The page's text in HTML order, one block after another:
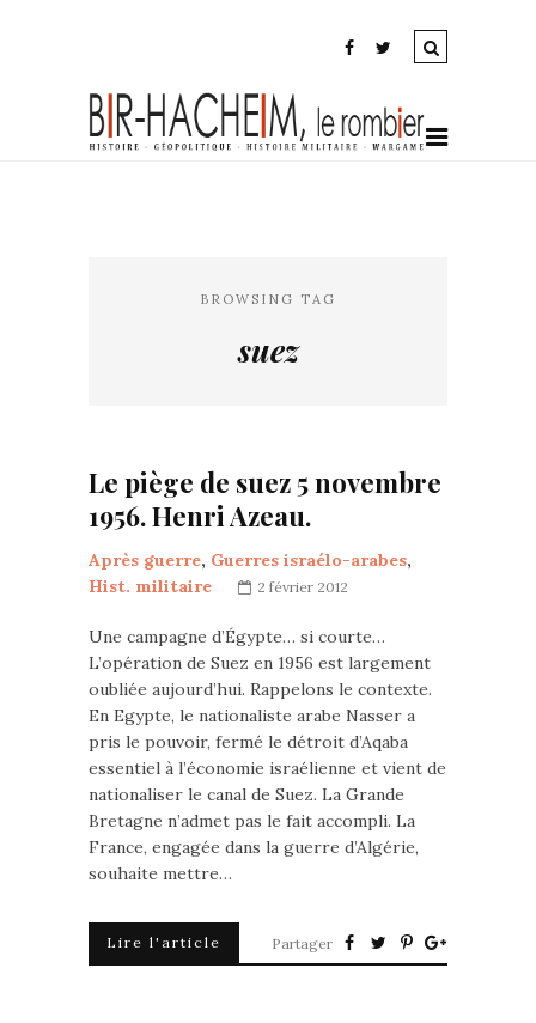
BROWSING TAG
suez
Le piège de suez 5 novembre
1956. Henri Azeau.
Après guerre, Guerres israélo-arabes,
Hist. militaire
2 février 2012
Une campagne d’Égypte… si courte…
L’opération de Suez en 1956 est largement
oubliée aujourd’hui. Rappelons le contexte.
En Egypte, le nationaliste arabe Nasser a
pris le pouvoir, fermé le détroit d’Aqaba
essentiel à l’économie israélienne et vient de
nationaliser le canal de Suez. La Grande
Bretagne n’admet pas le fait accompli. La
France, engagée dans la guerre d’Algérie,
souhaite mettre…
Lire l'article Partager